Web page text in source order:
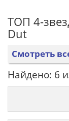
ТОП 4-
Dut
Смотреть
Найдено: 6